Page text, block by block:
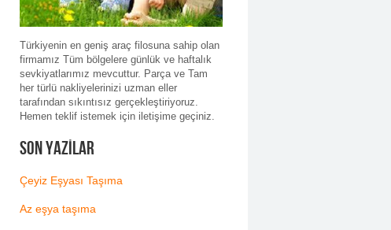
Türkiyenin en geniş araç filosuna sahip olan
firmamız Tüm bölgelere günlük ve haftalık
sevkiyatlarımız mevcuttur. Parça ve Tam
her türlü nakliyelerinizi uzman eller
tarafından sıkıntısız gerçekleştiriyoruz.
Hemen teklif istemek için iletişime geçiniz.
Son Yazılar
Çeyiz Eşyası Taşıma
Az eşya taşıma